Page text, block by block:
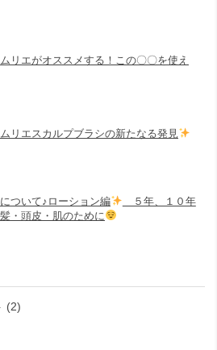
リエがオススメする！この〇〇を使え
リエスカルプブラシの新たなる発見
ついて♪ローション編
５年、１０年
・頭皮・肌のために
(2)